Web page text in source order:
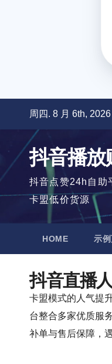
周四. 8 月 6th, 2026
抖音播放
抖音点赞24h自助
卡盟低价货源
HOME 示
抖音直播
卡盟模式的人气提
台整合多家优质服
补单与售后保障，